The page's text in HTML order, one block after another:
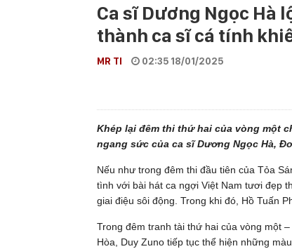
Ca sĩ Dương Ngọc Hà
thành ca sĩ cá tính
MR TI 02:35 18/01/2025
Khép lại đêm thi thứ hai của vòng một
ngang sức của ca sĩ Dương Ngọc Hà,
Nếu như trong đêm thi đầu tiên của Tỏa
tình với bài hát ca ngợi Việt Nam tươi đẹp
giai điệu sôi động. Trong khi đó, Hồ Tuấn
Trong đêm tranh tài thứ hai của vòng một
Hòa, Duy Zuno tiếp tục thể hiện những